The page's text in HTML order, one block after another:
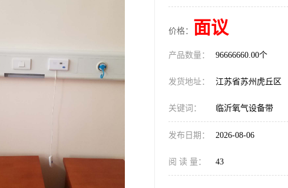
价格： 面议
产品数量： 96666660.00个
发货地址： 江苏省苏州虎丘区
关键词： 临沂氧气设备带
发布日期： 2026-08-06
阅 读 量： 43